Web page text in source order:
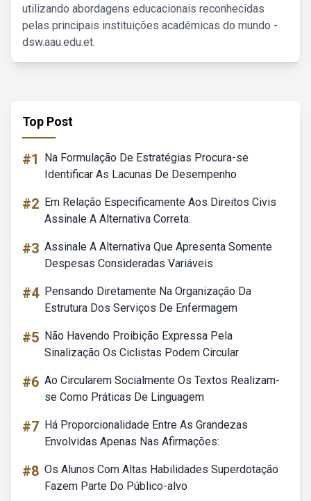
utilizando abordagens educacionais reconhecidas
pelas principais instituições acadêmicas do mundo -
dsw.aau.edu.et.
Top Post
#1
Na Formulação De Estratégias Procura-se
Identificar As Lacunas De Desempenho
#2 Em Relação Especificamente Aos Direitos Civis
Assinale A Alternativa Correta:
#3 Assinale A Alternativa Que Apresenta Somente
Despesas Consideradas Variáveis
#4 Pensando Diretamente Na Organização Da
Estrutura Dos Serviços De Enfermagem
#5 Não Havendo Proibição Expressa Pela
Sinalização Os Ciclistas Podem Circular
#6 Ao Circularem Socialmente Os Textos Realizam-
se Como Práticas De Linguagem
#7 Há Proporcionalidade Entre As Grandezas
Envolvidas Apenas Nas Afirmações:
#8 Os Alunos Com Altas Habilidades Superdotação
Fazem Parte Do Público-alvo